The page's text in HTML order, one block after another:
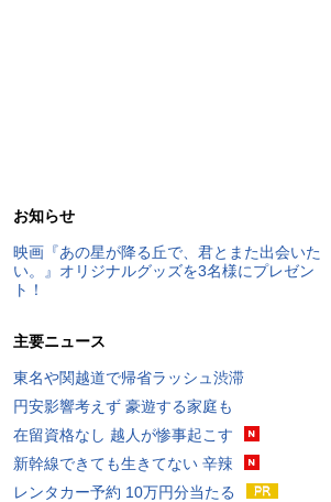
お知らせ
映画『あの星が降る丘で、君とまた出会いた
い。』オリジナルグッズを3名様にプレゼン
ト！
主要ニュース
東名や関越道で帰省ラッシュ渋滞
円安影響考えず 豪遊する家庭も
在留資格なし 越人が惨事起こす
新幹線できても生きてない 辛辣
レンタカー予約 10万円分当たる